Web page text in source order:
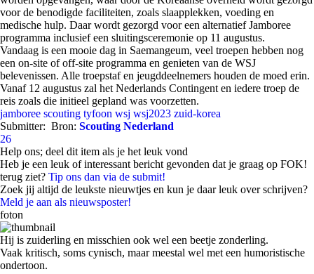
voor de benodigde faciliteiten, zoals slaapplekken, voeding en
medische hulp. Daar wordt gezorgd voor een alternatief Jamboree
programma inclusief een sluitingsceremonie op 11 augustus.
Vandaag is een mooie dag in Saemangeum, veel troepen hebben nog
een on-site of off-site programma en genieten van de WSJ
belevenissen. Alle troepstaf en jeugddeelnemers houden de moed erin.
Vanaf 12 augustus zal het Nederlands Contingent en iedere troep de
reis zoals die initieel gepland was voorzetten.
jamboree scouting tyfoon wsj wsj2023 zuid-korea
Submitter: Bron: Scouting Nederland
26
Help ons; deel dit item als je het leuk vond
Heb je een leuk of interessant bericht gevonden dat je graag op FOK!
terug ziet? Tip ons dan via de submit!
Zoek jij altijd de leukste nieuwtjes en kun je daar leuk over schrijven?
Meld je aan als nieuwsposter!
foton
Hij is zuiderling en misschien ook wel een beetje zonderling.
Vaak kritisch, soms cynisch, maar meestal wel met een humoristische
ondertoon.